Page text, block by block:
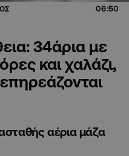
06:50
34άρια με
και χαλάζι,
αέρια μάζα